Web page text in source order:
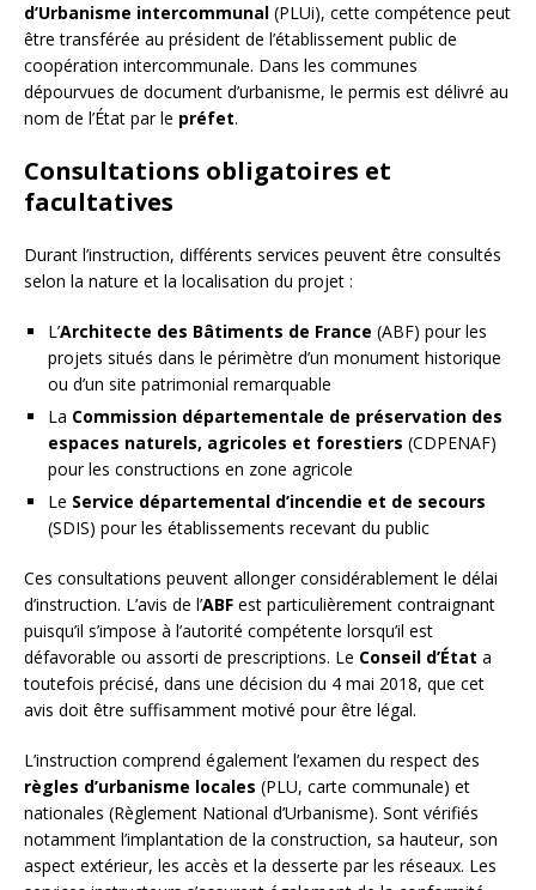
d’Urbanisme intercommunal (PLUi), cette compétence peut
être transférée au président de l’établissement public de
coopération intercommunale. Dans les communes
dépourvues de document d’urbanisme, le permis est délivré au
nom de l’État par le préfet.
Consultations obligatoires et
facultatives
Durant l’instruction, différents services peuvent être consultés
selon la nature et la localisation du projet :
L’Architecte des Bâtiments de France (ABF) pour les
projets situés dans le périmètre d’un monument historique
ou d’un site patrimonial remarquable
La Commission départementale de préservation des
espaces naturels, agricoles et forestiers (CDPENAF)
pour les constructions en zone agricole
Le Service départemental d’incendie et de secours
(SDIS) pour les établissements recevant du public
Ces consultations peuvent allonger considérablement le délai
d’instruction. L’avis de l’ABF est particulièrement contraignant
puisqu’il s’impose à l’autorité compétente lorsqu’il est
défavorable ou assorti de prescriptions. Le Conseil d’État a
toutefois précisé, dans une décision du 4 mai 2018, que cet
avis doit être suffisamment motivé pour être légal.
L’instruction comprend également l’examen du respect des
règles d’urbanisme locales (PLU, carte communale) et
nationales (Règlement National d’Urbanisme). Sont vérifiés
notamment l’implantation de la construction, sa hauteur, son
aspect extérieur, les accès et la desserte par les réseaux. Les